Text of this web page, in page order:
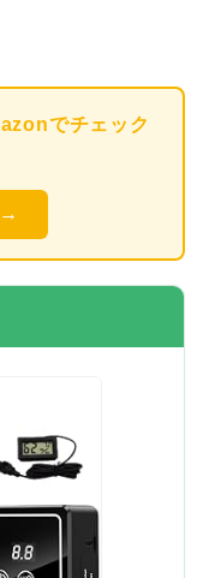
でチェック